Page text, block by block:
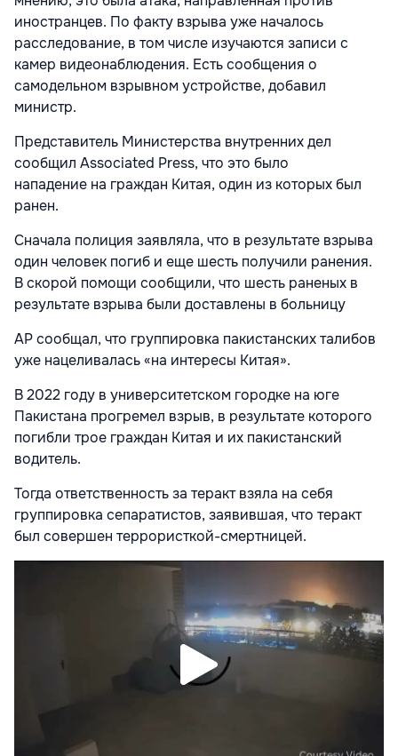
иностранцев. По факту взрыва уже началось
расследование, в том числе изучаются записи с
камер видеонаблюдения. Есть сообщения о
самодельном взрывном устройстве, добавил
министр.
Представитель Министерства внутренних дел
сообщил Associated Press, что это было
нападение на граждан Китая, один из которых был
ранен.
Сначала полиция заявляла, что в результате взрыва
один человек погиб и еще шесть получили ранения.
В скорой помощи сообщили, что шесть раненых в
результате взрыва были доставлены в больницу
AP сообщал, что группировка пакистанских талибов
уже нацеливалась «на интересы Китая».
В 2022 году в университетском городке на юге
Пакистана прогремел взрыв, в результате которого
погибли трое граждан Китая и их пакистанский
водитель.
Тогда ответственность за теракт взяла на себя
группировка сепаратистов, заявившая, что теракт
был совершен террористкой-смертницей.